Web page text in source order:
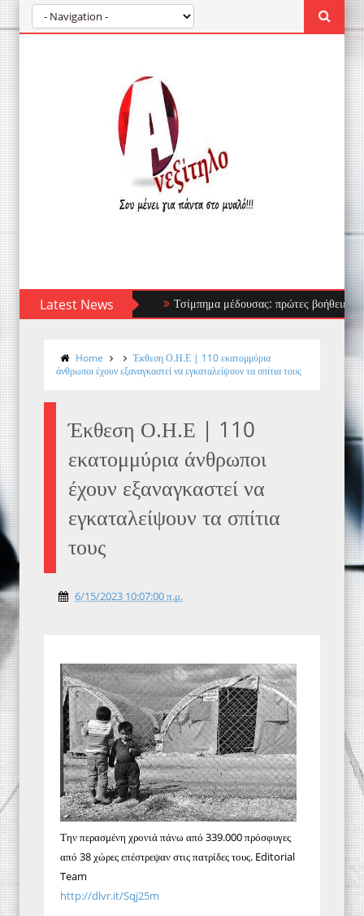
Latest News Τσίμπημα μέδουσας: πρώτες βοήθειες, τι να
Home
Έκθεση Ο.Η.Ε | 110 εκατομμύρια
άνθρωποι έχουν εξαναγκαστεί να εγκαταλείψουν τα σπίτια τους
Έκθεση Ο.Η.Ε | 110
εκατομμύρια άνθρωποι
έχουν εξαναγκαστεί να
εγκαταλείψουν τα σπίτια
τους
6/15/2023 10:07:00 π.μ.
Την περασμένη χρονιά πάνω από 339.000 πρόσφυγες
από 38 χώρες επέστρεψαν στις πατρίδες τους. Editorial
Team
http://dlvr.it/Sqj25m